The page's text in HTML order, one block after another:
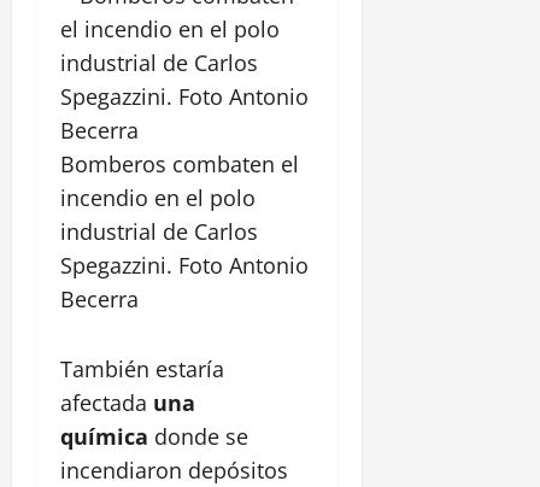
Bomberos combaten el
incendio en el polo
industrial de Carlos
Spegazzini. Foto Antonio
Becerra
También estaría
afectada una
química donde se
incendiaron depósitos